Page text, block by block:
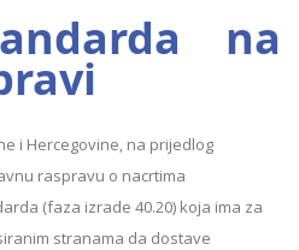
na
i Hercegovinе, na prijedlog
raspravu o nacrtima
(faza izrade 40.20) koja ima za
stranama da dostave